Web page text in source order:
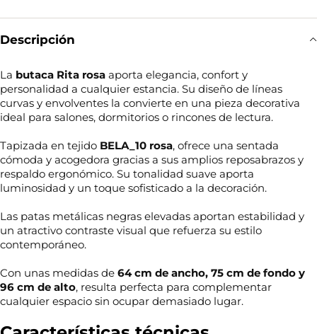
Descripción
La butaca Rita rosa aporta elegancia, confort y
personalidad a cualquier estancia. Su diseño de líneas
curvas y envolventes la convierte en una pieza decorativa
ideal para salones, dormitorios o rincones de lectura.
Tapizada en tejido BELA_10 rosa, ofrece una sentada
cómoda y acogedora gracias a sus amplios reposabrazos y
respaldo ergonómico. Su tonalidad suave aporta
luminosidad y un toque sofisticado a la decoración.
Las patas metálicas negras elevadas aportan estabilidad y
un atractivo contraste visual que refuerza su estilo
contemporáneo.
Con unas medidas de 64 cm de ancho, 75 cm de fondo y
96 cm de alto, resulta perfecta para complementar
cualquier espacio sin ocupar demasiado lugar.